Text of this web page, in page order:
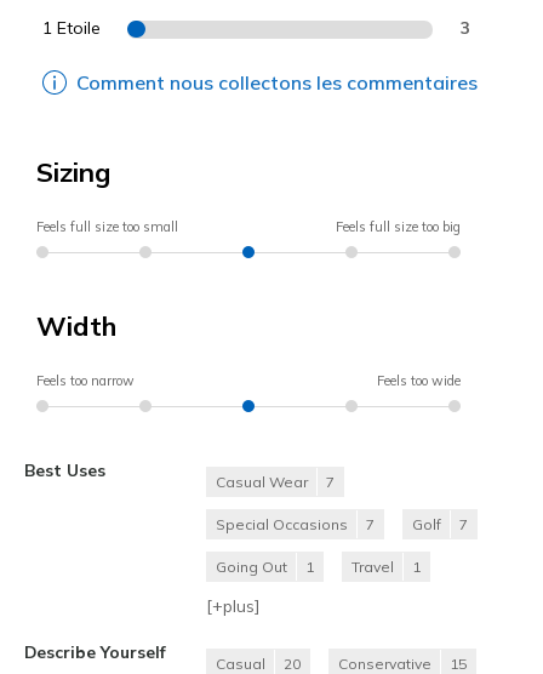
1 Etoile 3
Comment nous collectons les commentaires
Sizing
Feels full size too small Feels full size too big
Width
Feels too narrow Feels too wide
Best Uses
Casual Wear 7
Special Occasions 7 Golf 7
Going Out 1 Travel 1
[+plus]
Describe Yourself
Casual 20 Conservative 15